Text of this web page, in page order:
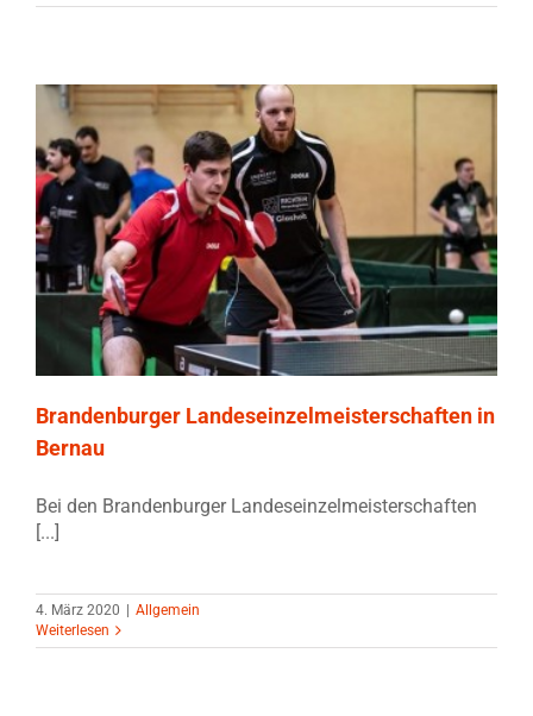
Brandenburger Landeseinzelmeisterschaften in
Bernau
Bei den Brandenburger Landeseinzelmeisterschaften
[...]
4. März 2020
Allgemein
Weiterlesen